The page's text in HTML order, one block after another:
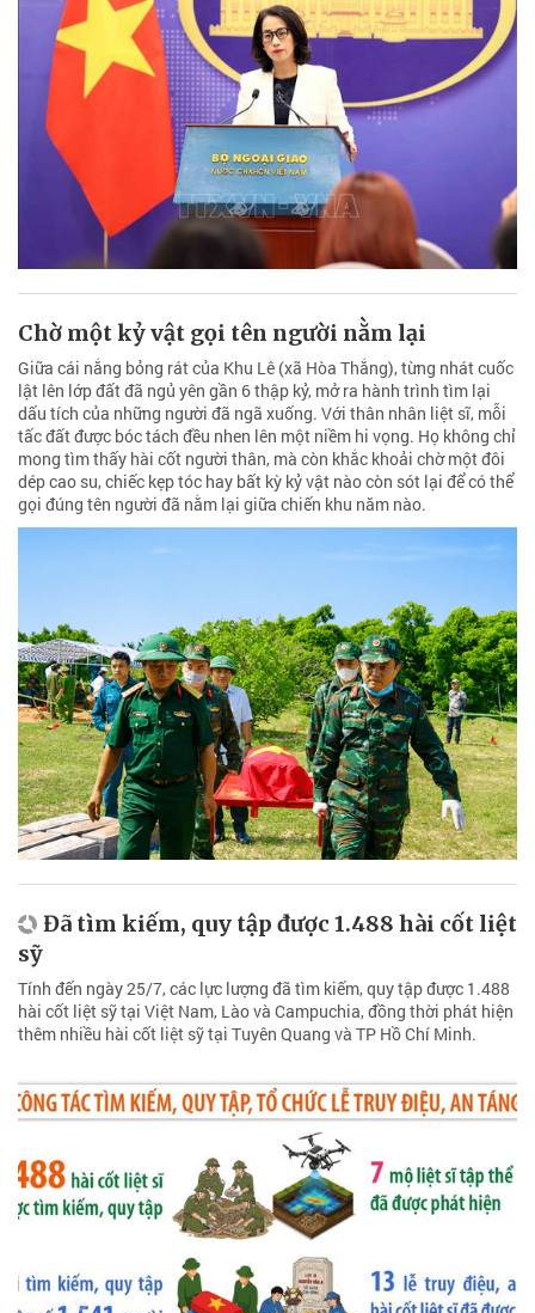
Chờ một kỷ vật gọi tên người nằm lại
Giữa cái nắng bỏng rát của Khu Lê (xã Hòa Thắng), từng nhát cuốc
lật lên lớp đất đã ngủ yên gần 6 thập kỷ, mở ra hành trình tìm lại
dấu tích của những người đã ngã xuống. Với thân nhân liệt sĩ, mỗi
tấc đất được bóc tách đều nhen lên một niềm hi vọng. Họ không chỉ
mong tìm thấy hài cốt người thân, mà còn khắc khoải chờ một đôi
dép cao su, chiếc kẹp tóc hay bất kỳ kỷ vật nào còn sót lại để có thể
gọi đúng tên người đã nằm lại giữa chiến khu năm nào.
Đã tìm kiếm, quy tập được 1.488 hài cốt liệt
sỹ
Tính đến ngày 25/7, các lực lượng đã tìm kiếm, quy tập được 1.488
hài cốt liệt sỹ tại Việt Nam, Lào và Campuchia, đồng thời phát hiện
thêm nhiều hài cốt liệt sỹ tại Tuyên Quang và TP Hồ Chí Minh.